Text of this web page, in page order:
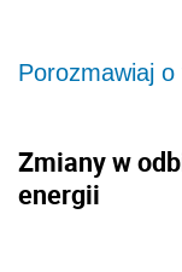
Porozmawiaj
Zmiany w
energii